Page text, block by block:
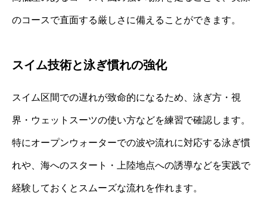
のコースで直面する厳しさに備えることができます。
スイム技術と泳ぎ慣れの強化
スイム区間での遅れが致命的になるため、泳ぎ方・視
界・ウェットスーツの使い方などを練習で確認します。
特にオープンウォーターでの波や流れに対応する泳ぎ慣
れや、海へのスタート・上陸地点への誘導などを実践で
経験しておくとスムーズな流れを作れます。